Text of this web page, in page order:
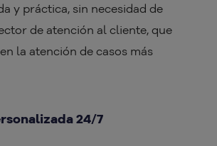
y práctica, sin necesidad de
de atención al cliente, que
la atención de casos más
24/7